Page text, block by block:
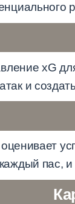
xG
и
пас,